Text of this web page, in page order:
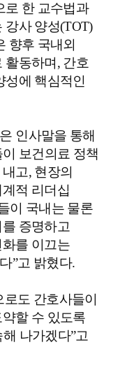
로 한 교수법과
강사 양성(TOT)
향후 국내외
활동하며 , 간호
성에 핵심적인
인사말을 통해
보건의료 정책
고, 현장의
적 리더십
이 국내는 물론
증명하고
를 이끄는
”고 밝혔다.
도 간호사들이
할 수 있도록
나가겠다”고